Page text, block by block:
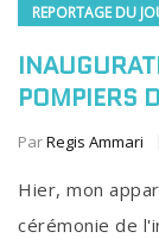
REPORTAGE DU
POMPIERS
ParRegis Ammari
Hier, mon
cérémonie de